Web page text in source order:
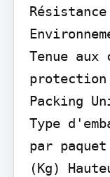
Tenue aux
Packing
Type
par
(Kg)